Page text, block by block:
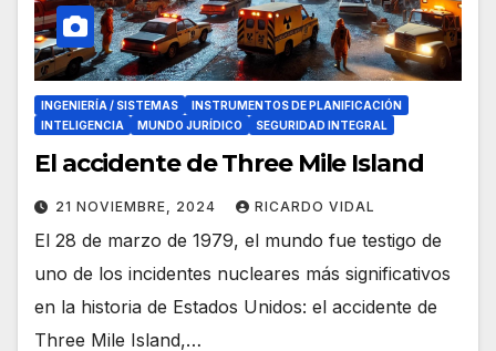
INGENIERÍA / SISTEMAS
INSTRUMENTOS DE PLANIFICACIÓN
INTELIGENCIA
MUNDO JURÍDICO SEGURIDAD INTEGRAL
El accidente de Three Mile Island
21 NOVIEMBRE, 2024 RICARDO VIDAL
El 28 de marzo de 1979, el mundo fue testigo de
uno de los incidentes nucleares más significativos
en la historia de Estados Unidos: el accidente de
Three Mile Island,…